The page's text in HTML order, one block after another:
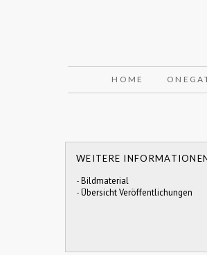
HOME
WEITERE
-Bildmaterial
-Übersicht Veröffentlichungen